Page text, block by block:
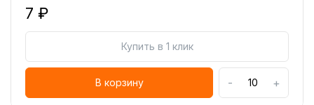
7 ₽
Купить в 1 клик
В корзину - +